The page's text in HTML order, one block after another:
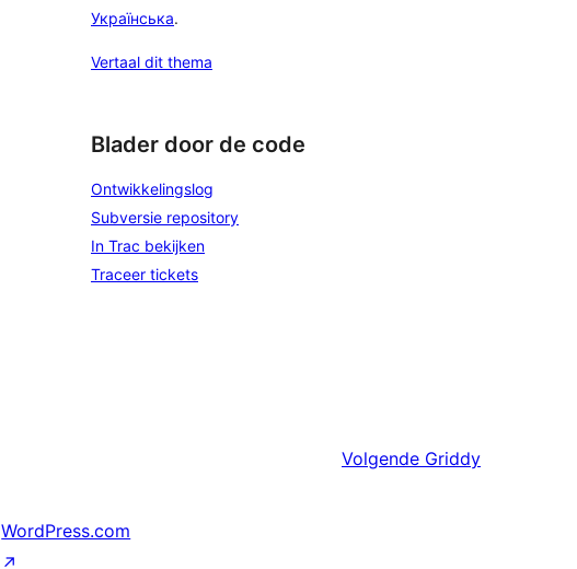
Українська.
Vertaal dit thema
Blader door de code
Ontwikkelingslog
Subversie repository
In Trac bekijken
Traceer tickets
Volgende Griddy
WordPress.com
↗